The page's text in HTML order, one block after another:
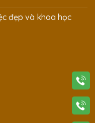
đẹp và khoa học